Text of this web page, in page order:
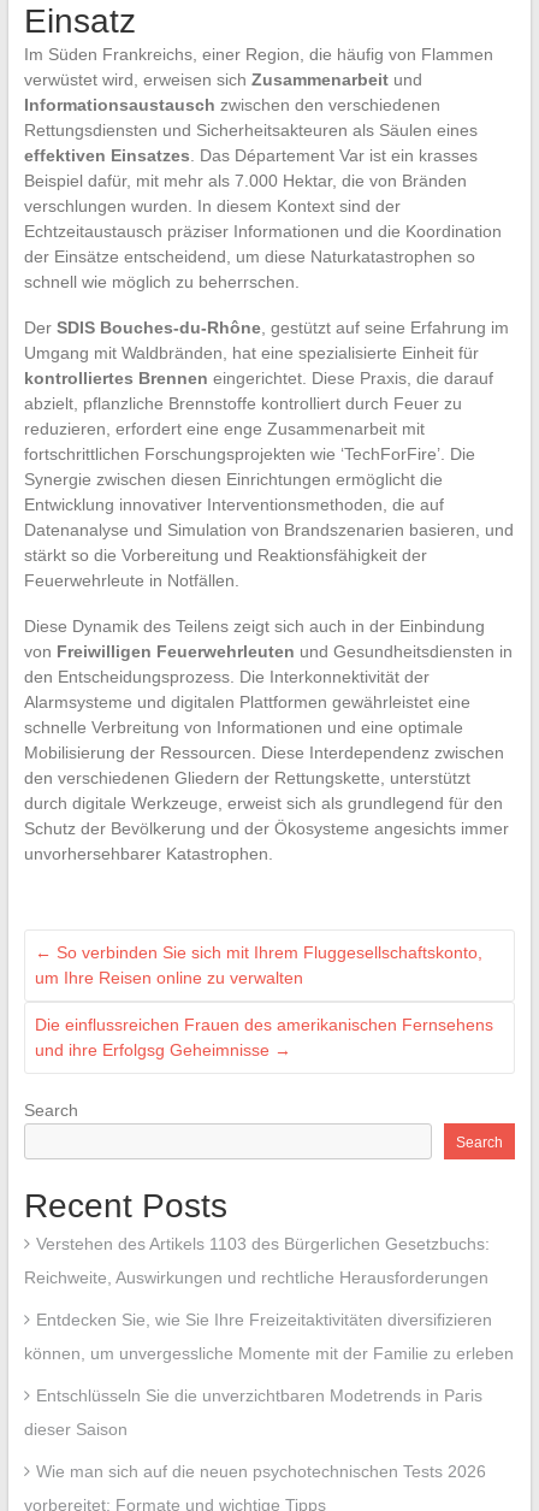
Einsatz
Im Süden Frankreichs, einer Region, die häufig von Flammen
verwüstet wird, erweisen sich Zusammenarbeitund
Informationsaustausch zwischen den verschiedenen
Rettungsdiensten und Sicherheitsakteuren als Säulen eines
effektiven Einsatzes . Das Département Var ist ein krasses
Beispiel dafür, mit mehr als 7.000 Hektar, die von Bränden
verschlungen wurden. In diesem Kontext sind der
Echtzeitaustausch präziser Informationen und die Koordination
der Einsätze entscheidend, um diese Naturkatastrophen so
schnell wie möglich zu beherrschen.
Der SDIS Bouches-du-Rhône, gestützt auf seine Erfahrung im
Umgang mit Waldbränden, hat eine spezialisierte Einheit für
kontrolliertes Brennen eingerichtet. Diese Praxis, die darauf
abzielt, pflanzliche Brennstoffe kontrolliert durch Feuer zu
reduzieren, erfordert eine enge Zusammenarbeit mit
fortschrittlichen Forschungsprojekten wie ‘TechForFire’. Die
Synergie zwischen diesen Einrichtungen ermöglicht die
Entwicklung innovativer Interventionsmethoden, die auf
Datenanalyse und Simulation von Brandszenarien basieren, und
stärkt so die Vorbereitung und Reaktionsfähigkeit der
Feuerwehrleute in Notfällen.
Diese Dynamik des Teilens zeigt sich auch in der Einbindung
von Freiwilligen Feuerwehrleuten und Gesundheitsdiensten in
den Entscheidungsprozess. Die Interkonnektivität der
Alarmsysteme und digitalen Plattformen gewährleistet eine
schnelle Verbreitung von Informationen und eine optimale
Mobilisierung der Ressourcen. Diese Interdependenz zwischen
den verschiedenen Gliedern der Rettungskette, unterstützt
durch digitale Werkzeuge, erweist sich als grundlegend für den
Schutz der Bevölkerung und der Ökosysteme angesichts immer
unvorhersehbarer Katastrophen.
← So verbinden Sie sich mit Ihrem Fluggesellschaftskonto,
um Ihre Reisen online zu verwalten
Die einflussreichen Frauen des amerikanischen Fernsehens
und ihre Erfolgsg Geheimnisse →
Search
Search
Recent Posts
Verstehen des Artikels 1103 des Bürgerlichen Gesetzbuchs:
Reichweite, Auswirkungen und rechtliche Herausforderungen
Entdecken Sie, wie Sie Ihre Freizeitaktivitäten diversifizieren
können, um unvergessliche Momente mit der Familie zu erleben
Entschlüsseln Sie die unverzichtbaren Modetrends in Paris
dieser Saison
Wie man sich auf die neuen psychotechnischen Tests 2026
vorbereitet: Formate und wichtige Tipps